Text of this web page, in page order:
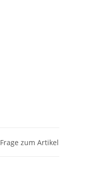
Frage zum Artikel